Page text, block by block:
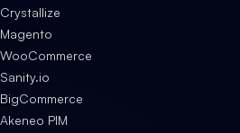
Crystallize
Magento
WooCommerce
Sanity.io
BigCommerce
Akeneo PIM